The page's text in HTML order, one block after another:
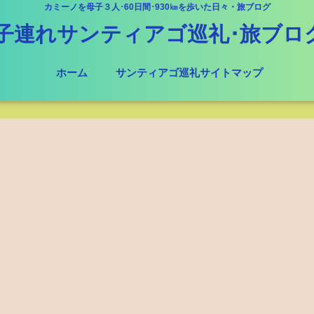
カミーノを母子３人･60日間･930㎞を歩いた日々・旅ブログ
連れサンティアゴ巡礼･旅ブロ
ホーム サンティアゴ巡礼サイトマップ